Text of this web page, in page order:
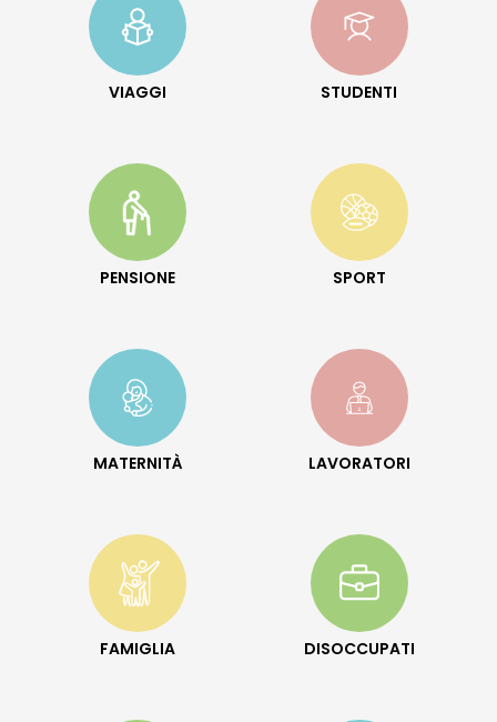
VIAGGI STUDENTI
PENSIONE SPORT
MATERNITÀ LAVORATORI
FAMIGLIA DISOCCUPATI